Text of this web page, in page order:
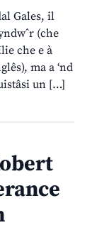
Gales, il
(che
che e à
ma a ‘nd
un […]